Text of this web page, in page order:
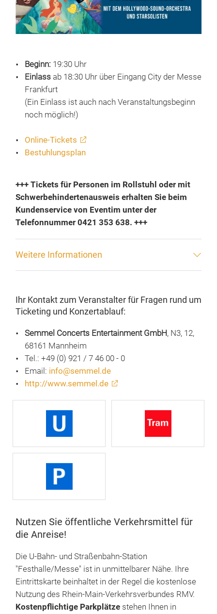
Beginn: 19:30 Uhr
Einlass ab 18:30 Uhr über Eingang City der Messe
Frankfurt
(Ein Einlass ist auch nach Veranstaltungsbeginn
noch möglich!)
Online-Tickets
Bestuhlungsplan
+++ Tickets für Personen im Rollstuhl oder mit
Schwerbehindertenausweis erhalten Sie beim
Kundenservice von Eventim unter der
Telefonnummer 0421 353 638. +++
Weitere Informationen
Ihr Kontakt zum Veranstalter für Fragen rund um
Ticketing und Konzertablauf:
Semmel Concerts Entertainment GmbH, N3, 12,
68161 Mannheim
Tel.: +49 (0) 921 / 7 46 00 - 0
Email: info@semmel.de
http://www.semmel.de
Nutzen Sie öffentliche Verkehrsmittel für
die Anreise!
Die U-Bahn- und Straßenbahn-Station
"Festhalle/Messe" ist in unmittelbarer Nähe. Ihre
Eintrittskarte beinhaltet in der Regel die kostenlose
Nutzung des Rhein-Main-Verkehrsverbundes RMV.
Kostenpflichtige Parkplätze stehen Ihnen in